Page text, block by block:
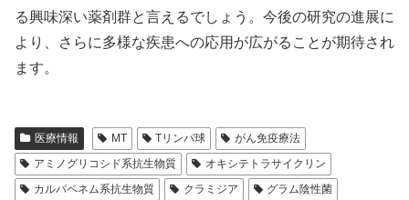
る興味深い薬剤群と言えるでしょう。今後の研究の進展に
より、さらに多様な疾患への応用が広がることが期待され
ます。
医療情報 MT Tリンパ球
がん免疫療法
アミノグリコシド系抗生物質
オキシテトラサイクリン
カルバペネム系抗生物質
クラミジア
グラム陰性菌